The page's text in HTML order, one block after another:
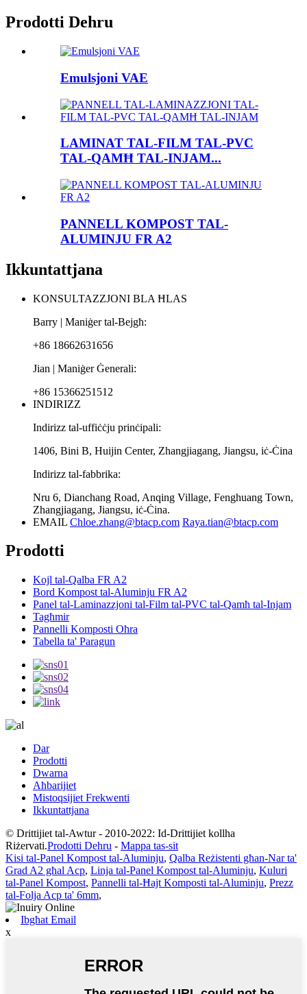
Prodotti Dehru
Emulsjoni VAE
LAMINAT TAL-FILM TAL-PVC
TAL-QAMĦ TAL-INJAM...
PANNELL KOMPOST TAL-
ALUMINJU FR A2
Ikkuntattjana
KONSULTAZZJONI BLA ĦLAS
Barry | Maniġer tal-Bejgħ:
+86 18662631656
Jian | Maniġer Ġenerali:
+86 15366251512
INDIRIZZ
Indirizz tal-uffiċċju prinċipali:
1406, Bini B, Huijin Center, Zhangjiagang, Jiangsu, iċ-Ċina
Indirizz tal-fabbrika:
Nru 6, Dianchang Road, Anqing Village, Fenghuang Town,
Zhangjiagang, Jiangsu, iċ-Ċina.
EMAIL Chloe.zhang@btacp.com Raya.tian@btacp.com
Prodotti
Kojl tal-Qalba FR A2
Bord Kompost tal-Aluminju FR A2
Panel tal-Laminazzjoni tal-Film tal-PVC tal-Qamħ tal-Injam
Tagħmir
Pannelli Komposti Oħra
Tabella ta' Paragun
Dar
Prodotti
Dwarna
Aħbarijiet
Mistoqsijiet Frekwenti
Ikkuntattjana
© Drittijiet tal-Awtur - 2010-2022: Id-Drittijiet kollha
Riżervati.Prodotti Dehru - Mappa tas-sit
Kisi tal-Panel Kompost tal-Aluminju, Qalba Reżistenti għan-Nar ta'
Grad A2 għal Acp, Linja tal-Panel Kompost tal-Aluminju, Kuluri
tal-Panel Kompost, Pannelli tal-Ħajt Komposti tal-Aluminju, Prezz
tal-Folja Acp ta' 6mm,
Ibgħat Email
x